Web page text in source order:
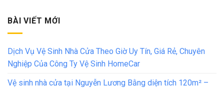
BÀI VIẾT MỚI
Dịch Vụ Vệ Sinh Nhà Cửa Theo Giờ Uy Tín, Giá Rẻ, Chuyên
Nghiệp Của Công Ty Vệ Sinh HomeCar
Vệ sinh nhà cửa tại Nguyễn Lương Bằng diện tích 120m² –